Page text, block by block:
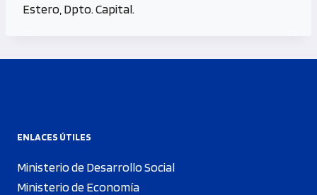
Estero, Dpto. Capital.
ENLACES ÚTILES
Ministerio de Desarrollo Social
Ministerio de Economía